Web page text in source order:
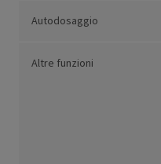
Autodosaggio
Altre funzioni